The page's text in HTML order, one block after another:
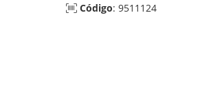
Código: 9511124